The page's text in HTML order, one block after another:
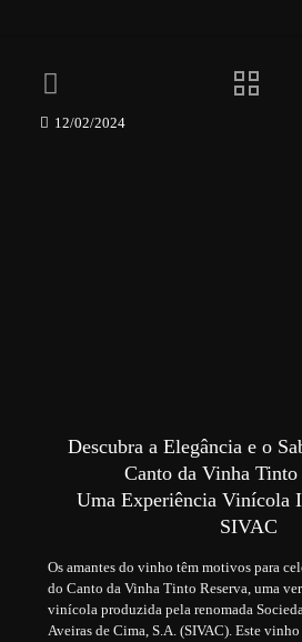
12/02/2024
Descubra a Elegância e o
Canto da Vinha Tinto
Uma Experiência Vinícola
SIVAC
Os amantes do vinho têm motivos para
do Canto da Vinha Tinto Reserva, uma
vinícola produzida pela renomada
Aveiras de Cima, S.A. (SIVAC). Este